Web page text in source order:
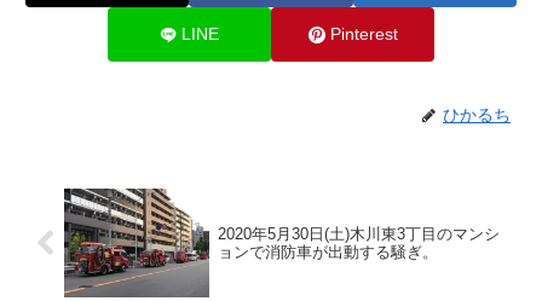
LINE Pinterest
ひかるち
2020年5月30日(土)木川東3丁目のマンシ
ョンで消防車が出動する騒ぎ。